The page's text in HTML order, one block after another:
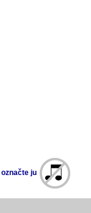
označte ju